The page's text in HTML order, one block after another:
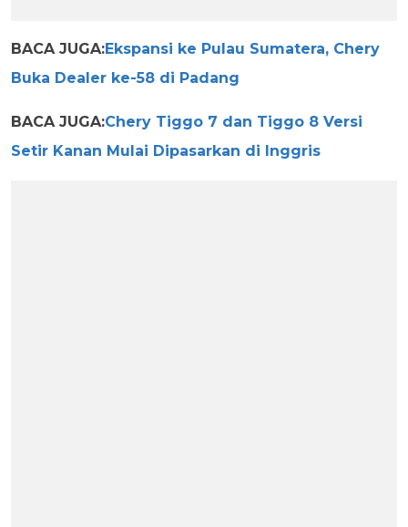
BACA JUGA:Ekspansi ke Pulau Sumatera, Chery
Buka Dealer ke-58 di Padang
BACA JUGA:Chery Tiggo 7 dan Tiggo 8 Versi
Setir Kanan Mulai Dipasarkan di Inggris